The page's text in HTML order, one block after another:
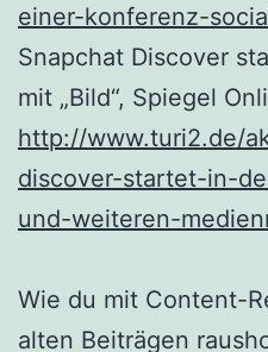
einer-konferenz-
Snapchat Discover
mit „Bild“, Spiegel
http://www.turi2.de/
discover-startet-in-
und-weiteren-
Wie du mit Content-
alten Beiträgen